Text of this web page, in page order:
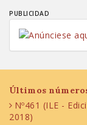
PUBLICIDAD
Últimos
Nº461 (ILE -
2018)